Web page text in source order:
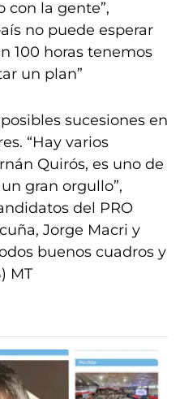
con la gente”,
no puede esperar
100 horas tenemos
un plan”
sucesiones en
“Hay varios
Quirós, es uno de
gran orgullo”,
del PRO
Jorge Macri y
buenos cuadros y
MT